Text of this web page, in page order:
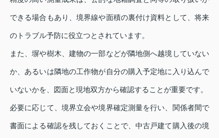
できる場合もあり、境界線や面積の裏付け資料として、将来
のトラブル予防に役立つとされています。
また、塀や樹木、建物の一部などが隣地側へ越境していない
か、あるいは隣地の工作物が自分の購入予定地に入り込んで
いないかを、図面と現地双方から確認することが重要です。
必要に応じて、境界立会や境界確定測量を行い、関係者間で
書面による確認を残しておくことで、中古戸建て購入後の境